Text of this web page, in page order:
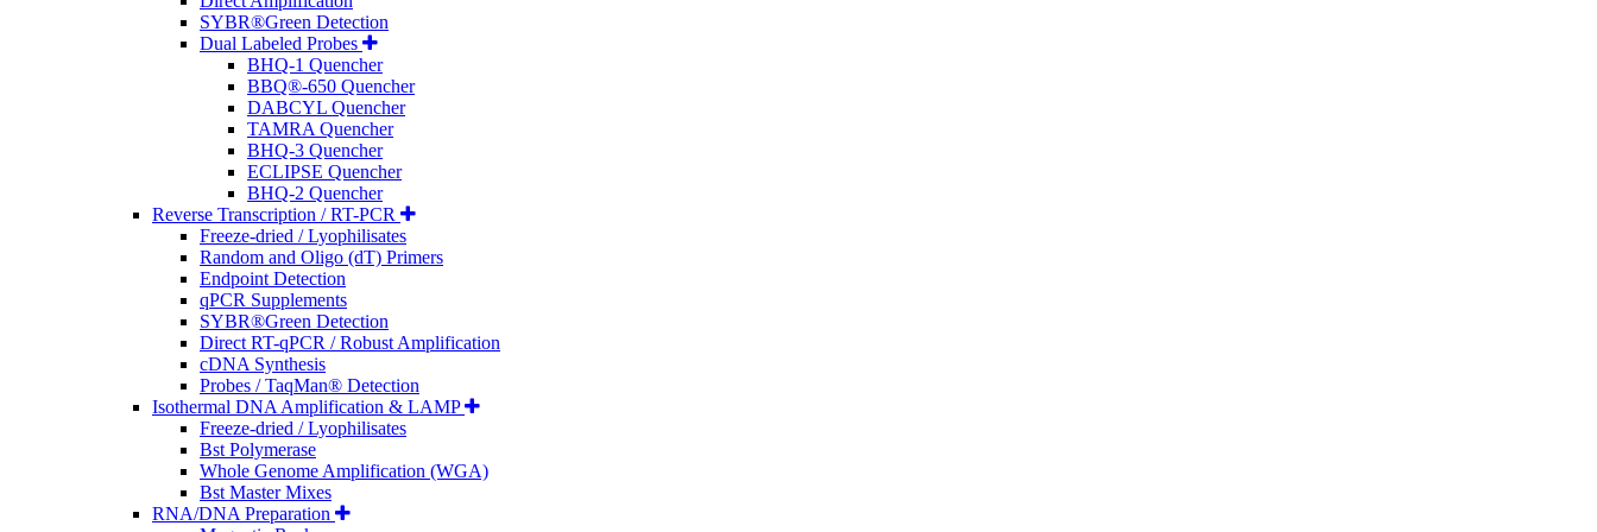
SYBR®Green Detection
Dual Labeled Probes
BHQ-1 Quencher
BBQ®-650 Quencher
DABCYL Quencher
TAMRA Quencher
BHQ-3 Quencher
ECLIPSE Quencher
BHQ-2 Quencher
Reverse Transcription / RT-PCR
Freeze-dried / Lyophilisates
Random and Oligo (dT) Primers
Endpoint Detection
qPCR Supplements
SYBR®Green Detection
Direct RT-qPCR / Robust Amplification
cDNA Synthesis
Probes / TaqMan® Detection
Isothermal DNA Amplification & LAMP
Freeze-dried / Lyophilisates
Bst Polymerase
Whole Genome Amplification (WGA)
Bst Master Mixes
RNA/DNA Preparation